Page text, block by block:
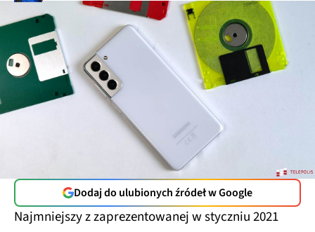
Dodaj do ulubionych źródeł w Google
Najmniejszy z zaprezentowanej w styczniu 2021